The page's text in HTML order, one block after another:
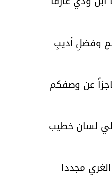
وفضلِ أديبِ
عن وصفكم
لسان خطيب
مجددا